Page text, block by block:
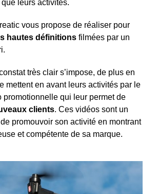
leurs activités.
vous propose de réaliser pour
hautes définitions filmées par un
très clair s’impose, de plus en
mettent en avant leurs activités par le
promotionnelle qui leur permet de
clients. Ces vidéos sont un
promouvoir son activité en montrant
et compétente de sa marque.